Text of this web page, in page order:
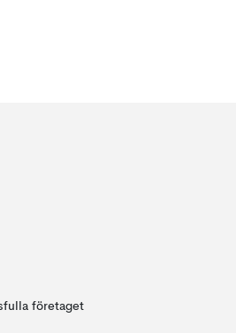
företaget